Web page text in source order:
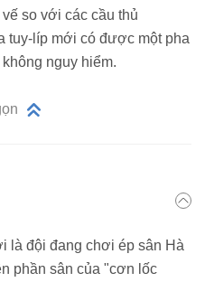
so với các cầu thủ
tuy-líp mới có được một pha
nguy hiểm.
là đội đang chơi ép sân Hà
phần sân của "cơn lốc